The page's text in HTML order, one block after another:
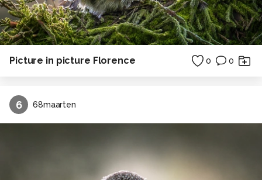
Picture in picture Florence 0 0
6 68maarten